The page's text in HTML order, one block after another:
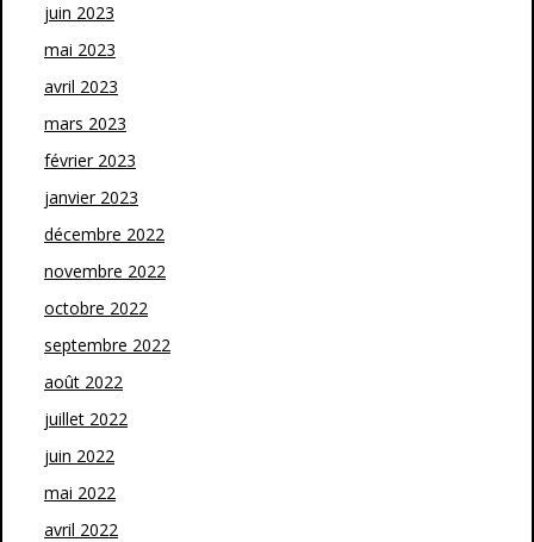
juin 2023
mai 2023
avril 2023
mars 2023
février 2023
janvier 2023
décembre 2022
novembre 2022
octobre 2022
septembre 2022
août 2022
juillet 2022
juin 2022
mai 2022
avril 2022